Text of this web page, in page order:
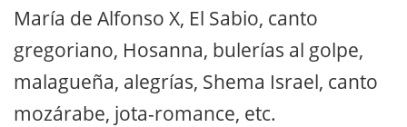
María de Alfonso X, El Sabio, canto
gregoriano, Hosanna, bulerías al golpe,
malagueña, alegrías, Shema Israel, canto
mozárabe, jota-romance, etc.